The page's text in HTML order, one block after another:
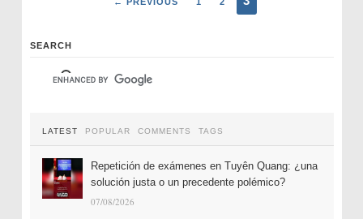
SEARCH
LATEST POPULAR COMMENTS TAGS
Repetición de exámenes en Tuyên Quang: ¿una
solución justa o un precedente polémico?
07/08/2026